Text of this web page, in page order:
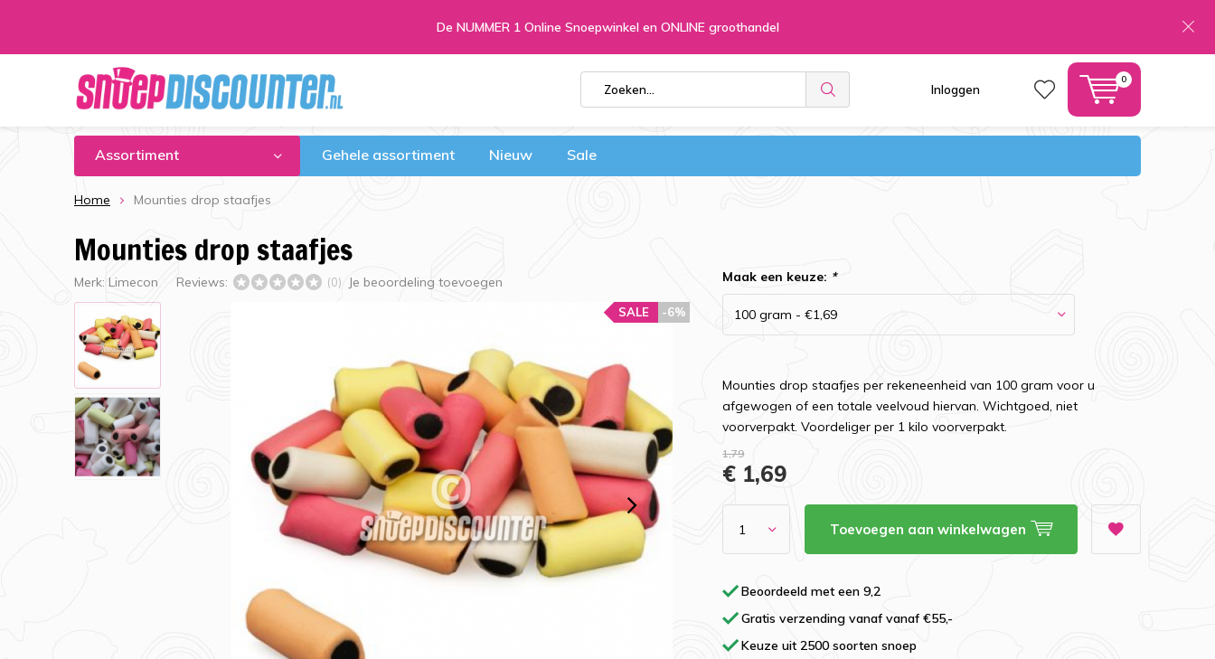
Inloggen
0
De NUMMER 1 Online Snoepwinkel en ONLINE groothandel
Assortiment Gehele assortiment Nieuw Sale
Home Mounties drop staafjes
Mounties drop staafjes
Merk: Limecon Reviews: (0) Je beoordeling toevoegen
-6%
SALE
Maak een keuze: *
Mounties drop staafjes per rekeneenheid van 100 gram voor u
afgewogen of een totale veelvoud hiervan. Wichtgoed, niet
voorverpakt. Voordeliger per 1 kilo voorverpakt.
1,79
€ 1,69
Toevoegen aan winkelwagen
Beoordeeld met een 9,2
Gratis verzending vanaf vanaf €55,-
Keuze uit 2500 soorten snoep